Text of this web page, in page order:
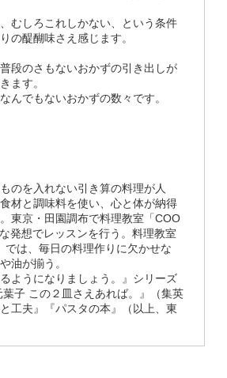
むしろこれしかない、という条件
の醍醐味さえ感じます。
段のさもないおかずの引き出しが
ます。
んでもないおかずの数々です。
のを入れない引き算の料理が人
材と調味料を使い、心と体が納得
東京・田園調布で料理教室「COO
発想でレッスンを行う。料理教室
では、毎日の料理作りに欠かせな
油が揃う。
ようになりましょう。』シリーズ
葉子 この２皿さえあれば。』（集英
工夫』『パスタの本』（以上、東